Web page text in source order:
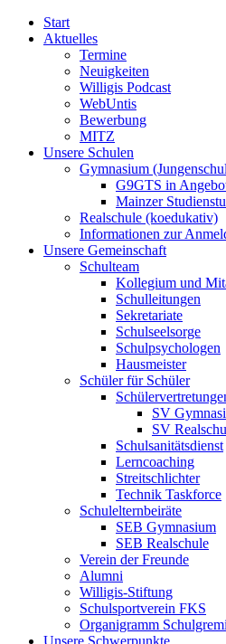
Start
Aktuelles
Termine
Neuigkeiten
Willigis Podcast
WebUntis
Bewerbung
MITZ
Unsere Schulen
Gymnasium
G9GTS in
Mainzer
Realschule (koedukativ)
Informationen zur
Unsere Gemeinschaft
Schulteam
Kollegium und
Schulleitungen
Sekretariate
Schulseelsorge
Schulpsychologen
Hausmeister
Schüler für Schüler
SV
SV
Schulsanitätsdienst
Lerncoaching
Streitschlichter
Technik Taskforce
Schulelternbeiräte
SEB Gymnasium
SEB Realschule
Verein der Freunde
Alumni
Willigis-Stiftung
Schulsportverein FKS
Organigramm
Unsere Schwerpunkte